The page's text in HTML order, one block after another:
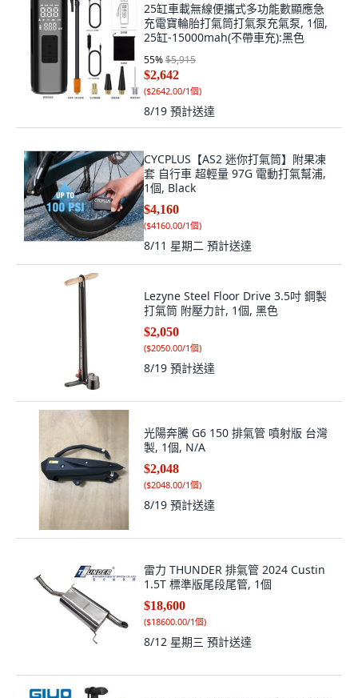
25缸車載無線便攜式多功能數顯應急
充電寶輪胎打氣筒打氣泵充氣泵, 1個,
25缸-15000mah(不帶車充):黑色
55%$5,915
$2,642
($2642.00/1個)
8/19 預計送達
CYCPLUS【AS2 迷你打氣筒】附果凍
套 自行車 超輕量 97G 電動打氣幫浦,
1個, Black
$4,160
($4160.00/1個)
8/11 星期二 預計送達
Lezyne Steel Floor Drive 3.5吋 鋼製
打氣筒 附壓力計, 1個, 黑色
$2,050
($2050.00/1個)
8/19 預計送達
光陽奔騰 G6 150 排氣管 噴射版 台灣
製, 1個, N/A
$2,048
($2048.00/1個)
8/19 預計送達
雷力 THUNDER 排氣管 2024 Custin
1.5T 標準版尾段尾管, 1個
$18,600
($18600.00/1個)
8/12 星期三 預計送達